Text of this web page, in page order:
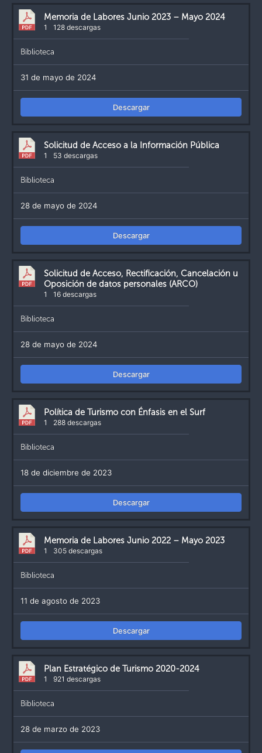
Memoria de Labores Junio 2023 – Mayo 2024
1 128 descargas
Biblioteca
31 de mayo de 2024
Descargar
Solicitud de Acceso a la Información Pública
1 53 descargas
Biblioteca
28 de mayo de 2024
Descargar
Solicitud de Acceso, Rectificación, Cancelación u
Oposición de datos personales (ARCO)
1 16 descargas
Biblioteca
28 de mayo de 2024
Descargar
Política de Turismo con Énfasis en el Surf
1 288 descargas
Biblioteca
18 de diciembre de 2023
Descargar
Memoria de Labores Junio 2022 – Mayo 2023
1 305 descargas
Biblioteca
11 de agosto de 2023
Descargar
Plan Estratégico de Turismo 2020-2024
1 921 descargas
Biblioteca
28 de marzo de 2023